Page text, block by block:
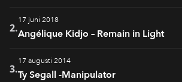
2.
17 juni 2018
Angélique Kidjo – Remain in Light
3.
17 augusti 2014
Ty Segall -Manipulator